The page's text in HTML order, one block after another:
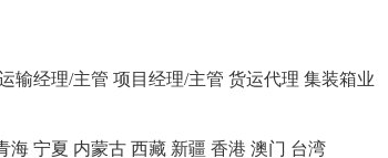
输经理/主管 项目经理/主管 货运代理 集装箱业
海 宁夏 内蒙古 西藏 新疆 香港 澳门 台湾